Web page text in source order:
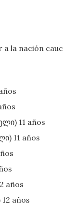
la nación
11 años
11 años
años
años